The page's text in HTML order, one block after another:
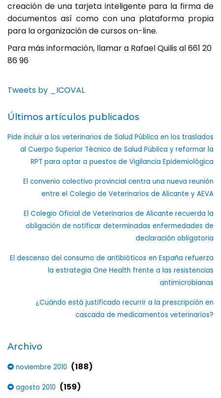
creación de una tarjeta inteligente para la firma de
documentos así como con una plataforma propia
para la organización de cursos on-line.
Para más información, llamar a Rafael Quilis al 661 20
86 96
Tweets by _ICOVAL
Últimos artículos publicados
Pide incluir a los veterinarios de Salud Pública en los traslados
al Cuerpo Superior Técnico de Salud Pública y reformar la
RPT para optar a puestos de Vigilancia Epidemiológica
El convenio colectivo provincial centra una nueva reunión
entre el Colegio de Veterinarios de Alicante y AEVA
El Colegio Oficial de Veterinarios de Alicante recuerda la
obligación de notificar determinadas enfermedades de
declaración obligatoria
El descenso del consumo de antibióticos en España refuerza
la estrategia One Health frente a las resistencias
antimicrobianas
¿Cuándo está justificado recurrir a la prescripción en
cascada de medicamentos veterinarios?
Archivo
noviembre 2010 (188)
agosto 2010 (159)